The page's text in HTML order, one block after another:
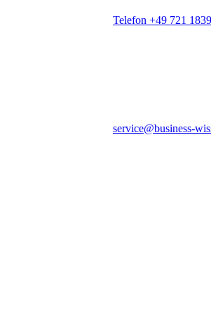
Telefon +49 721
service@business-